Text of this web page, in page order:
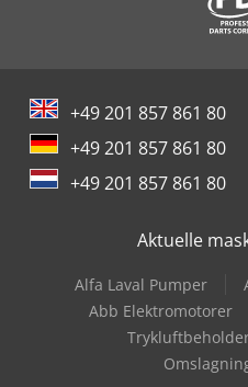
+49 201 857 861 80
+49 201 857 861 80
+49 201 857 861 80
Aktuelle
Alfa Laval Pumper
Abb Elektromotorer